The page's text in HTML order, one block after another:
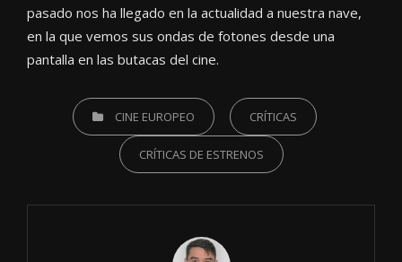
pasado nos ha llegado en la actualidad a nuestra nave,
en la que vemos sus ondas de fotones desde una
pantalla en las butacas del cine.
CATEGORIESCINE EUROPEO CRÍTICAS
CRÍTICAS DE ESTRENOS